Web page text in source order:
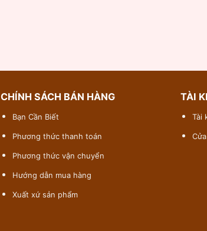
CHÍNH SÁCH BÁN HÀNG
Bạn Cần Biết
Phương thức thanh toán
Phương thức vận chuyển
Hướng dẫn mua hàng
Xuất xứ sản phẩm
TÀI
Tài